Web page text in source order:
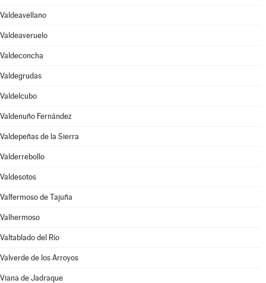
Valdeavellano
Valdeaveruelo
Valdeconcha
Valdegrudas
Valdelcubo
Valdenuño Fernández
Valdepeñas de la Sierra
Valderrebollo
Valdesotos
Valfermoso de Tajuña
Valhermoso
Valtablado del Río
Valverde de los Arroyos
Viana de Jadraque